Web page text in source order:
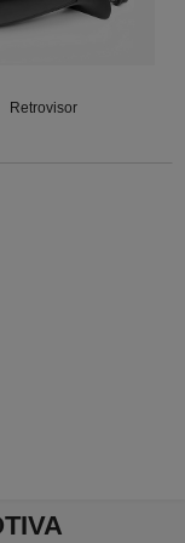
Retrovisor